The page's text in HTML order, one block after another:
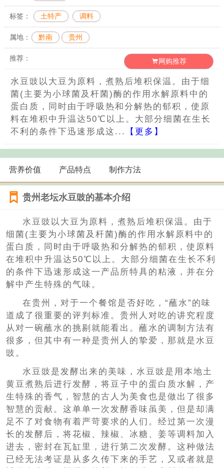
标签： 土特产 调料
属地： 黔南 贵州
推荐： 网购推荐
水豆豉以大豆为原料，煮熟后堆积保温。由于细
菌(主要为小球菌及杆菌)酶的作用水解原料中的
蛋白质，同时由于呼吸热和分解热的郁积，使原
料在堆积中升温达50℃以上。大部分细菌在生长
不利的条件下迅速形成这...
【更多】
营养价值 产品特点 制作方法
贵州老坛水豆豉的基本介绍
水豆豉以大豆为原料，煮熟后堆积保温。由于
细菌(主要为小球菌及杆菌)酶的作用水解原料中的
蛋白质，同时由于呼吸热和分解热的郁积，使原料
在堆积中升温达50℃以上。大部分细菌在生长不利
的条件下迅速形成这一产品所特具的粘液，并在分
解中产生特殊的气味。
在贵州，对于一个餐馆是否好吃，“蘸水”的味
道成了很重要的评判标准。贵州人对吃的讲究程度
从对一碗蘸水的挑剔就能看出。蘸水的调制方法有
很多，但其中有一种是贵州人的挚爱，那就是水豆
豉。
水豆豉是发酵出来的美味，水豆豉是用本地土
黄豆煮熟后进行发酵，将豆子中的蛋白质水解，产
生特殊的香气，智慧的古人为美食也是做出了很多
智慧的贡献。这单单一次发酵香味虽美，但是却满
足不了对食物有着严苛要求的人们。经过第一次漫
长的发酵后，将花椒、辣椒、冰糖、姜等调料加入
进去，密封在瓦缸里，进行第二次发酵。这种做法
已经无法考证是从多久传下来的手艺，又或者就是